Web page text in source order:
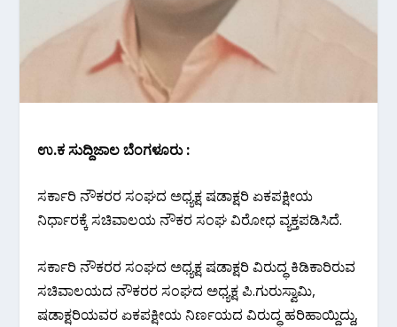
ಉ.ಕ ಸುದ್ದಿಜಾಲ ಬೆಂಗಳೂರು :
ಸರ್ಕಾರಿ ನೌಕರರ ಸಂಘದ ಅಧ್ಯಕ್ಷ ಷಡಾಕ್ಷರಿ ಏಕಪಕ್ಷೀಯ
ನಿರ್ಧಾರಕ್ಕೆ ಸಚಿವಾಲಯ ನೌಕರ ಸಂಘ ವಿರೋಧ ವ್ಯಕ್ತಪಡಿಸಿದೆ‌.
ಸರ್ಕಾರಿ‌ ನೌಕರರ ಸಂಘದ ಅಧ್ಯಕ್ಷ ಷಡಾಕ್ಷರಿ ವಿರುದ್ಧ ಕಿಡಿಕಾರಿರುವ
ಸಚಿವಾಲಯದ ನೌಕರರ ಸಂಘದ ಅಧ್ಯಕ್ಷ ಪಿ.ಗುರುಸ್ವಾಮಿ,
ಷಡಾಕ್ಷರಿಯವರ ಏಕಪಕ್ಷೀಯ ನಿರ್ಣಯದ ವಿರುದ್ಧ ಹರಿಹಾಯ್ದಿದ್ದು,